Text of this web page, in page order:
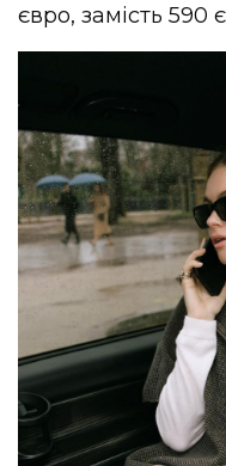
євро, замість 590